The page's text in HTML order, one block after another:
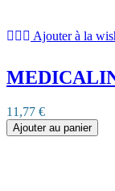
Ajouter à la
11,77 €
Ajouter au panier